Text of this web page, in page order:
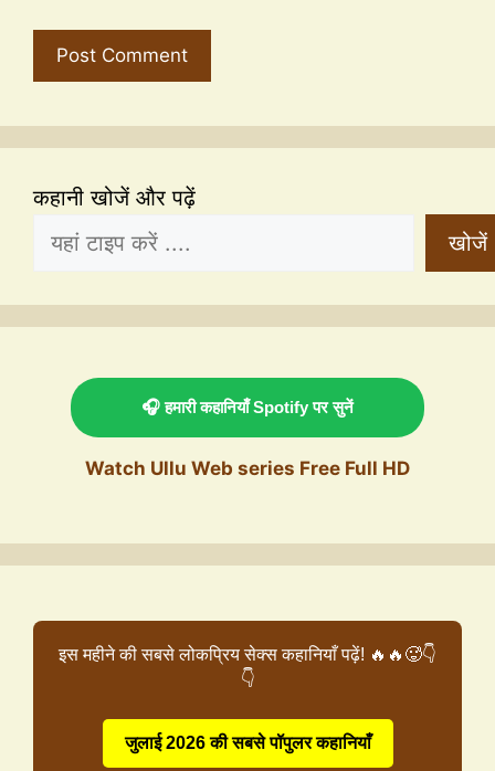
कहानी खोजें और पढ़ें
खोजें
🎧 हमारी कहानियाँ Spotify पर सुनें
Watch Ullu Web series Free Full HD
इस महीने की सबसे लोकप्रिय सेक्स कहानियाँ पढ़ें! 🔥🔥🥵👇
👇
जुलाई 2026 की सबसे पॉपुलर कहानियाँ